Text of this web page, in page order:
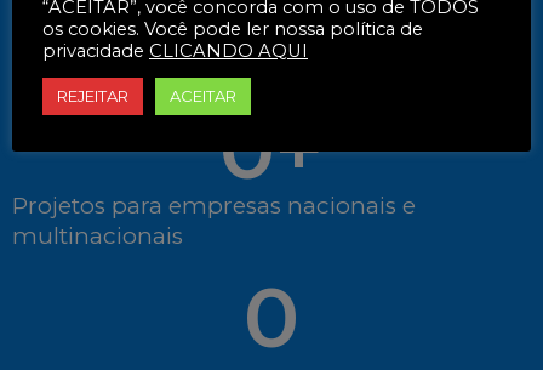
Anos de Experiência
Projetos para empresas nacionais e
multinacionais
0+
0
“ACEITAR”, você concorda com o uso de TODOS
os cookies. Você pode ler nossa política de
privacidade CLICANDO AQUI
REJEITAR ACEITAR